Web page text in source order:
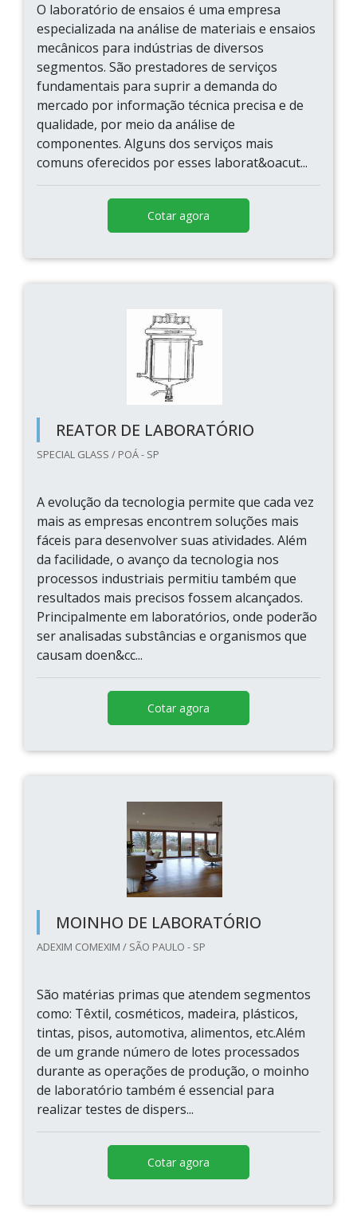
O laboratório de ensaios é uma empresa
especializada na análise de materiais e ensaios
mecânicos para indústrias de diversos
segmentos. São prestadores de serviços
fundamentais para suprir a demanda do
mercado por informação técnica precisa e de
qualidade, por meio da análise de
componentes. Alguns dos serviços mais
comuns oferecidos por esses laborat&oacut...
Cotar agora
REATOR DE LABORATÓRIO
SPECIAL GLASS / POÁ - SP
A evolução da tecnologia permite que cada vez
mais as empresas encontrem soluções mais
fáceis para desenvolver suas atividades. Além
da facilidade, o avanço da tecnologia nos
processos industriais permitiu também que
resultados mais precisos fossem alcançados.
Principalmente em laboratórios, onde poderão
ser analisadas substâncias e organismos que
causam doen&cc...
Cotar agora
MOINHO DE LABORATÓRIO
ADEXIM COMEXIM / SÃO PAULO - SP
São matérias primas que atendem segmentos
como: Têxtil, cosméticos, madeira, plásticos,
tintas, pisos, automotiva, alimentos, etc.Além
de um grande número de lotes processados
durante as operações de produção, o moinho
de laboratório também é essencial para
realizar testes de dispers...
Cotar agora